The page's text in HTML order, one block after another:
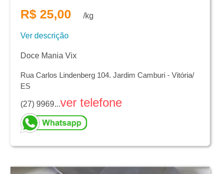
R$ 25,00 /kg
Ver descrição
Doce Mania Vix
Rua Carlos Lindenberg 104. Jardim Camburi - Vitória/
ES
(27) 9969...ver telefone